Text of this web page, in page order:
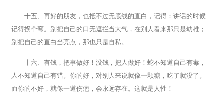
十五、再好的朋友，也抵不过无底线的直白，记得：讲话的时候
记得拐个弯。别把自己的口无遮拦当大气，在别人看来那只是幼稚；
别把自己的直白当亮点，那也只是自私。
十六、有钱，把事做好！没钱，把人做好！蛇不知道自己有毒，
人不知道自己有错。你的好，对别人来说就像一颗糖，吃了就没了。
而你的不好，就像一道伤疤，会永远存在。这就是人性！